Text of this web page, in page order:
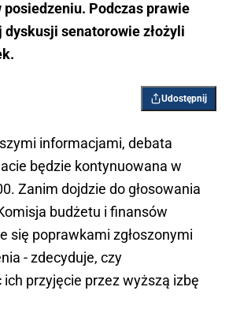
posiedzeniu. Podczas prawie
senatorowie złożyli
Udostępnij
informacjami, debata
będzie kontynuowana w
Zanim dojdzie do głosowania
budżetu i finansów
się poprawkami zgłoszonymi
- zdecyduje, czy
przyjęcie przez wyższą izbę